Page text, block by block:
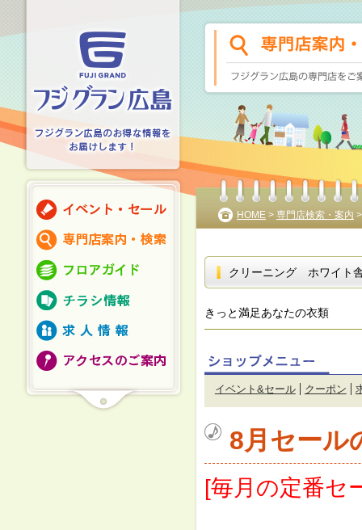
HOME > 専門店検索・案内
クリーニング ホワイト
きっと満足あなたの衣類
イベント&セール クーポン
8月セール
[毎月の定番セ